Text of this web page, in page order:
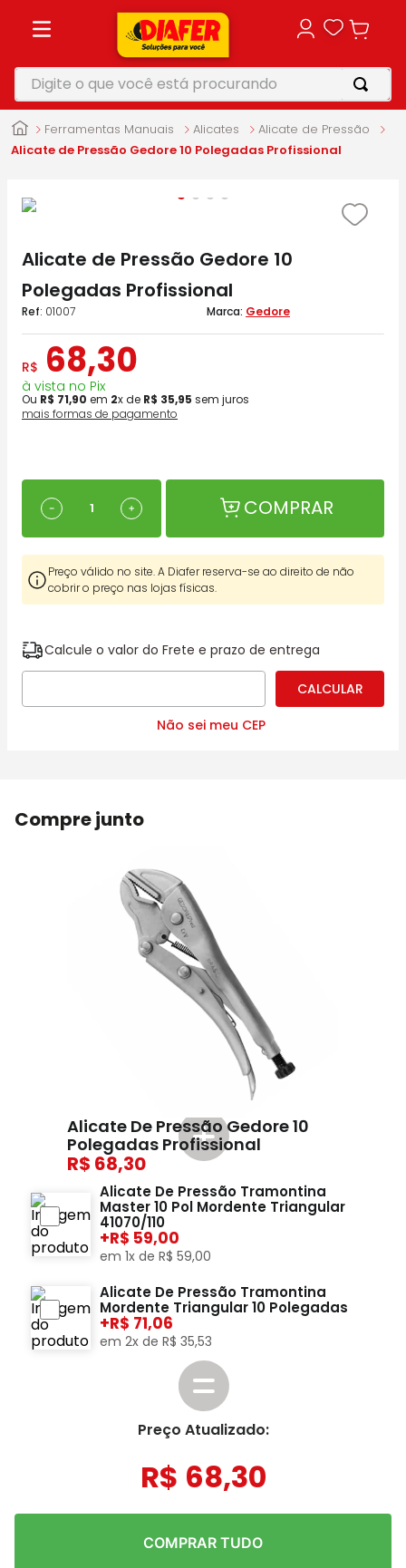
Digite o que você está procurando
Ferramentas Manuais Alicates
Alicate de Pressão
Alicate de Pressão Gedore 10 Polegadas Profissional
Alicate de Pressão Gedore 10
Polegadas Profissional
: 01007 Gedore
R$ 68,30
à vista no Pix
Ou R$ 71,90 em 2x de R$ 35,95 sem juros
mais formas de pagamento
＋
－ COMPRAR
Preço válido no site. A Diafer reserva-se ao direito de não
cobrir o preço nas lojas físicas.
Calcule o valor do Frete e prazo de entrega
Não sei meu CEP
Compre junto
Alicate De Pressão Gedore 10
Polegadas Profissional
68,30
Alicate De Pressão Tramontina
Master 10 Pol Mordente Triangular
41070/110
+ 59,00
em 1x de R$ 59,00
Alicate De Pressão Tramontina
Mordente Triangular 10 Polegadas
+ 71,06
em 2x de R$ 35,53
Preço Atualizado:
R$ 68,30
COMPRAR TUDO
1º
motosserra